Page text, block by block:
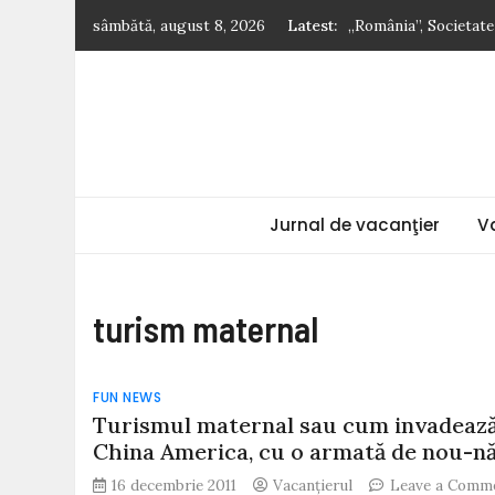
sâmbătă, august 8, 2026 Latest: „România”,
Nicolae Iorga: Din
5 sfaturi pentru
Jurnal de vacanţier
turism maternal
FUN NEWS
Turismul maternal sau cum
China America, cu o armată de nou-
16 decembrie 2011 Vacanțierul Leave a